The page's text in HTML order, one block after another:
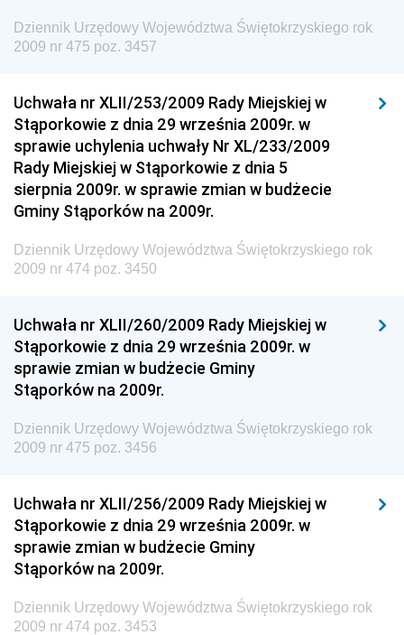
Dziennik Urzędowy Komendy Głównej Straży
Granicznej
Drogowego
Dziennik Urzędowy Narodowego Banku Polskiego
Dziennik Urzędowy Komendy Głównej Policji
Dziennik Urzędowy Ministra Pracy i Polityki
Społecznej
Dziennik Urzędowy Ministra Transportu, Budownictwa
i Gospodarki Morskiej
Dziennik Urzędowy Ministra Spraw Zagranicznych
Dziennik Urzędowy Centralnego Biura
Antykorupcyjnego
Wewnętrznego
Dziennik Urzędowy Urzędu Patentowego
Dziennik Urzędowy Generalnej Dyrekcji Dróg
Krajowych i Autostrad
Dziennik Urzędowy Ministra Środowiska
Dziennik Urzędowy Ministra Edukacji
Dziennik Urzędowy Województwa Świętokrzyskiego rok
2009 nr 475 poz. 3457
Uchwała nr XLII/253/2009 Rady Miejskiej w
Stąporkowie z dnia 29 września 2009r. w
sprawie uchylenia uchwały Nr XL/233/2009
Rady Miejskiej w Stąporkowie z dnia 5
sierpnia 2009r. w sprawie zmian w budżecie
Gminy Stąporków na 2009r.
Dziennik Urzędowy Województwa Świętokrzyskiego rok
2009 nr 474 poz. 3450
Uchwała nr XLII/260/2009 Rady Miejskiej w
Stąporkowie z dnia 29 września 2009r. w
sprawie zmian w budżecie Gminy
Stąporków na 2009r.
Dziennik Urzędowy Województwa Świętokrzyskiego rok
2009 nr 475 poz. 3456
Uchwała nr XLII/256/2009 Rady Miejskiej w
Stąporkowie z dnia 29 września 2009r. w
sprawie zmian w budżecie Gminy
Stąporków na 2009r.
Dziennik Urzędowy Województwa Świętokrzyskiego rok
2009 nr 474 poz. 3453